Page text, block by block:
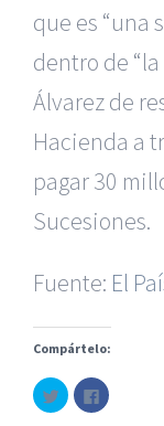
que es “una
dentro de
Álvarez de
Hacienda a
pagar 30
Sucesiones.
Fuente: El
Compártelo:
Haz
clic
para
Haz
clic
|Recursos
Abogados
Servicios de
|Formación
Accidentes
© Copyright